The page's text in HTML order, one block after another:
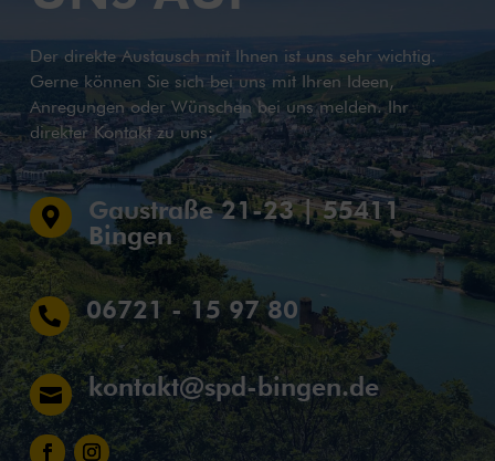
Der direkte Austausch mit Ihnen ist uns sehr wichtig.
Gerne können Sie sich bei uns mit Ihren Ideen,
Anregungen oder Wünschen bei uns melden. Ihr
direkter Kontakt zu uns:

Gaustraße 21-23 | 55411
Bingen
 06721 - 15 97 80
 kontakt@spd-bingen.de